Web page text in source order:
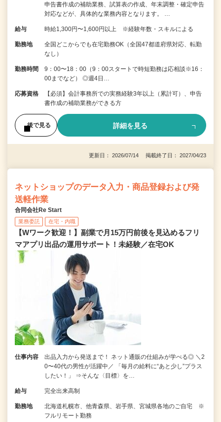
申告書作成の補助業務、試算表の作成、年末調整・確定申告
対応などが、具体的な業務内容となります。 …
給与 時給1,300円〜1,600円以上 ※経験年数・スキルによる
勤務地
全国どこからでも在宅勤務OK（全国47都道府県対応、転勤
なし）
勤務時間
9：00〜18：00（9：00スタートで時短勤務は応相談※16：
00までなど） ◎週4日…
応募資格
【必須】会計事務所での実務経験3年以上（累計可）、申告
書作成の補助業務ができる方
後で見る 詳細を見る
更新日： 2026/07/14 掲載終了日： 2027/04/23
ネットショップのデータ入力・商品登録および発
送軽作業
合同会社Re Start
業務委託 在宅・内職
【Wワーク歓迎！】副業で月15万円前後を見込めるフリ
マアプリ出品の運用サポート！未経験／在宅OK
仕事内容
出品入力から発送まで！ ネット通販の仕組みが学べる◎ ＼2
0〜40代の男性が活躍中／ 「毎月の給料に“あと少し”プラス
したい！」 ⇒そんな〈目標〉を…
給与 完全出来高制
勤務地
北海道札幌市、他青森県、岩手県、宮城県各地のご自宅 ※
フルリモート勤務